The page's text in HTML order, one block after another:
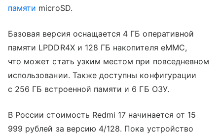
памяти microSD.
Базовая версия оснащается 4 ГБ оперативной
памяти LPDDR4X и 128 ГБ накопителя eMMC,
что может стать узким местом при повседневном
использовании. Также доступны конфигурации
с 256 ГБ встроенной памяти и 6 ГБ ОЗУ.
В России стоимость Redmi 17 начинается от 15
999 рублей за версию 4/128. Пока устройство